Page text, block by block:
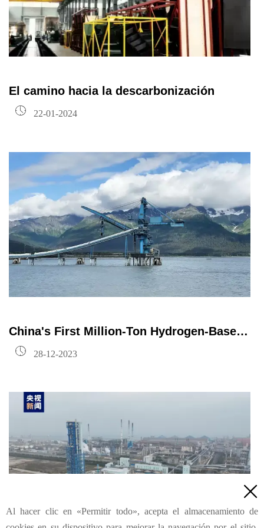
El camino hacia la descarbonización
 22-01-2024
China's First Million-Ton Hydrogen-Based
Shaft Furnace was Successfully Ignited
Conveyor Belt with the Highest Conveying
Height in China!
 28-12-2023

Al hacer clic en «Permitir todo», acepta el almacenamiento de